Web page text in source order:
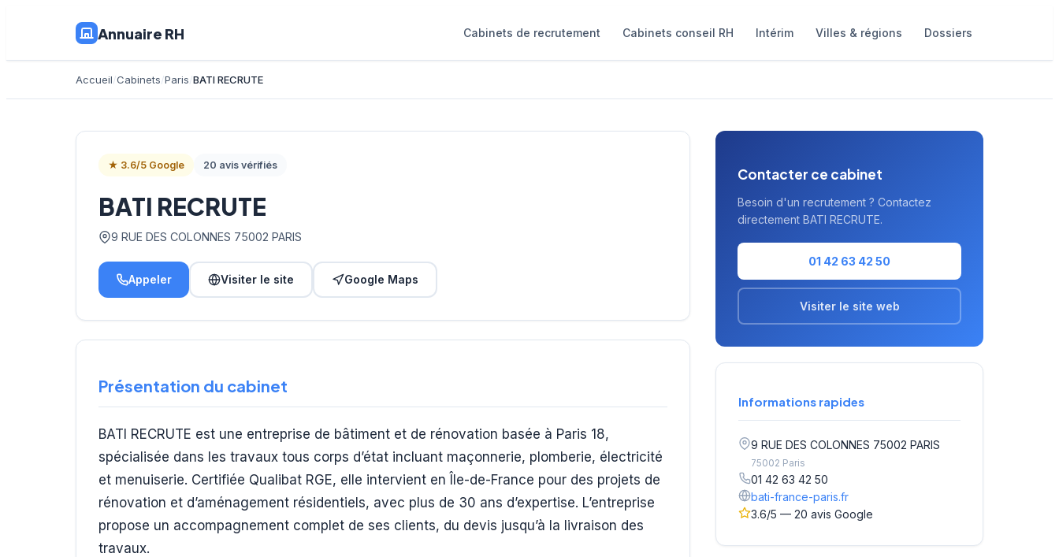
Annuaire RH Cabinets de recrutement Cabinets conseil RH Intérim Villes & régions Dossiers
Accueil Cabinets Paris BATI RECRUTE
★ 3.6/5 Google 20 avis vérifiés
BATI RECRUTE
9 RUE DES COLONNES 75002 PARIS
Appeler Visiter le site Google Maps
Présentation du cabinet
BATI RECRUTE est une entreprise de bâtiment et de rénovation basée à Paris 18,
spécialisée dans les travaux tous corps d’état incluant maçonnerie, plomberie, électricité
et menuiserie. Certifiée Qualibat RGE, elle intervient en Île-de-France pour des projets de
rénovation et d’aménagement résidentiels, avec plus de 30 ans d’expertise. L’entreprise
propose un accompagnement complet de ses clients, du devis jusqu’à la livraison des
travaux.
Contacter ce cabinet
Besoin d'un recrutement ? Contactez
directement BATI RECRUTE.
01 42 63 42 50
Visiter le site web
Informations rapides
9 RUE DES COLONNES 75002 PARIS
75002 Paris
01 42 63 42 50
bati-france-paris.fr
3.6/5 — 20 avis Google